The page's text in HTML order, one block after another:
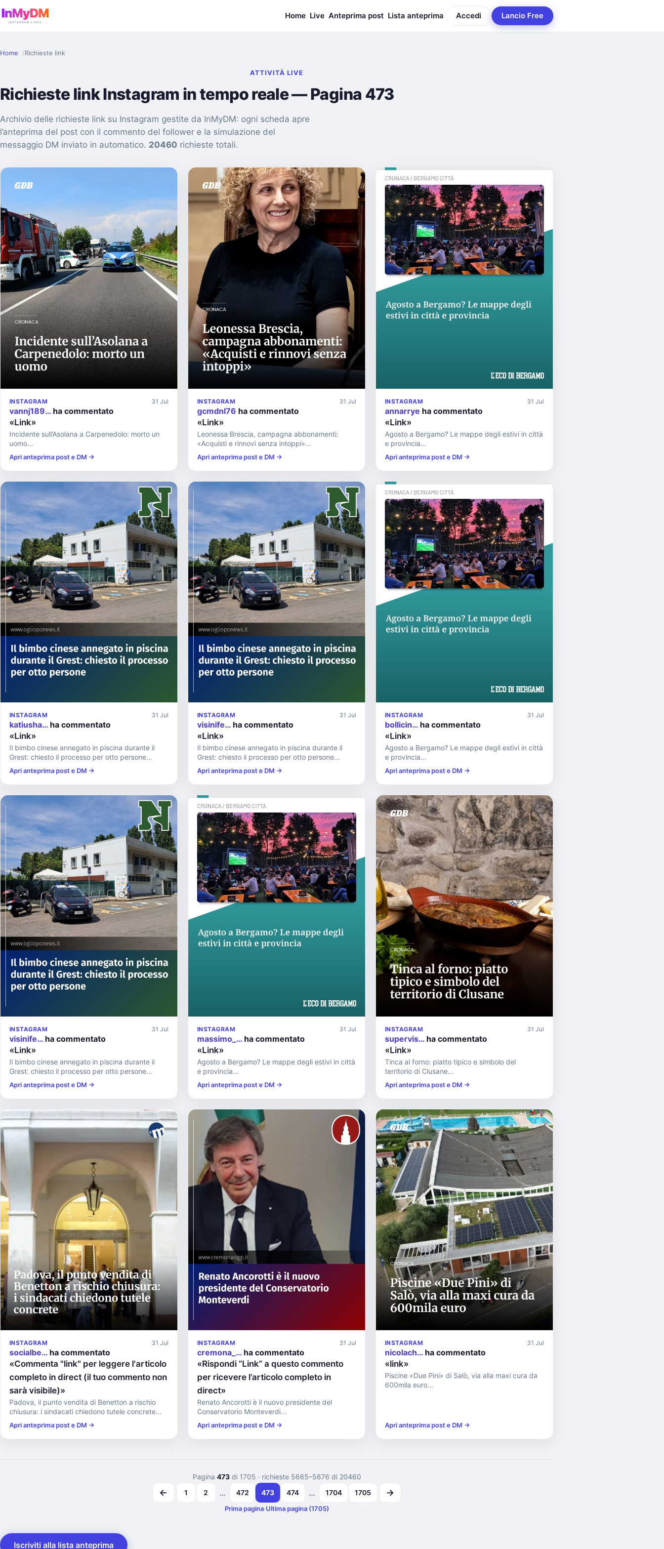
Home Live Anteprima post Lista anteprima Accedi Lancio Free
Home Richieste link
ATTIVITÀ LIVE
Richieste link Instagram in tempo reale — Pagina 473
Archivio delle richieste link su Instagram gestite da InMyDM: ogni scheda apre
l’anteprima del post con il commento del follower e la simulazione del
messaggio DM inviato in automatico. 20460 richieste totali.
INSTAGRAM 31 Jul
vannj189… ha commentato
«Link»
Incidente sull’Asolana a Carpenedolo: morto un
uomo...
Apri anteprima post e DM →
INSTAGRAM 31 Jul
gcmdnl76 ha commentato
«Link»
Leonessa Brescia, campagna abbonamenti:
«Acquisti e rinnovi senza intoppi»...
Apri anteprima post e DM →
INSTAGRAM 31 Jul
annarrye ha commentato
«Link»
Agosto a Bergamo? Le mappe degli estivi in città
e provincia...
Apri anteprima post e DM →
INSTAGRAM 31 Jul
katiusha… ha commentato
«Link»
Il bimbo cinese annegato in piscina durante il
Grest: chiesto il processo per otto persone...
Apri anteprima post e DM →
INSTAGRAM 31 Jul
visinife… ha commentato
«Link»
Il bimbo cinese annegato in piscina durante il
Grest: chiesto il processo per otto persone...
Apri anteprima post e DM →
INSTAGRAM 31 Jul
bollicin… ha commentato
«Link»
Agosto a Bergamo? Le mappe degli estivi in città
e provincia...
Apri anteprima post e DM →
INSTAGRAM 31 Jul
visinife… ha commentato
«Link»
Il bimbo cinese annegato in piscina durante il
Grest: chiesto il processo per otto persone...
Apri anteprima post e DM →
INSTAGRAM 31 Jul
massimo_… ha commentato
«Link»
Agosto a Bergamo? Le mappe degli estivi in città
e provincia...
Apri anteprima post e DM →
INSTAGRAM 31 Jul
supervis… ha commentato
«Link»
Tinca al forno: piatto tipico e simbolo del
territorio di Clusane...
Apri anteprima post e DM →
INSTAGRAM 31 Jul
socialbe… ha commentato
«Commenta "link" per leggere l'articolo
completo in direct (il tuo commento non
sarà visibile)»
Padova, il punto vendita di Benetton a rischio
chiusura: i sindacati chiedono tutele concrete...
Apri anteprima post e DM →
INSTAGRAM 31 Jul
cremona_… ha commentato
«Rispondi “Link” a questo commento
per ricevere l’articolo completo in
direct»
Renato Ancorotti è il nuovo presidente del
Conservatorio Monteverdi...
Apri anteprima post e DM →
INSTAGRAM 31 Jul
nicolach… ha commentato
«link»
Piscine «Due Pini» di Salò, via alla maxi cura da
600mila euro...
Apri anteprima post e DM →
Pagina 473di 1705 · richieste 5665–5676 di 20460
← 1 2 … 472 473 474 … 1704 1705 →
Prima pagina·Ultima pagina (1705)
Iscriviti alla lista anteprima